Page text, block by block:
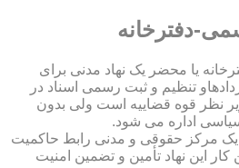
دفترخانه
یا محضر یک نهاد مدنی برای
تنظیم و ثبت رسمی اسناد در
نظر قوه قضاییه است ولی بدون
اداره می شود.
یک مرکز حقوقی و مدنی رابط حاکمیت
این نهاد تأمین و تضمین امنیت